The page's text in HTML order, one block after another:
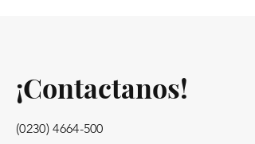
¡Contactanos!
(0230) 4664-500